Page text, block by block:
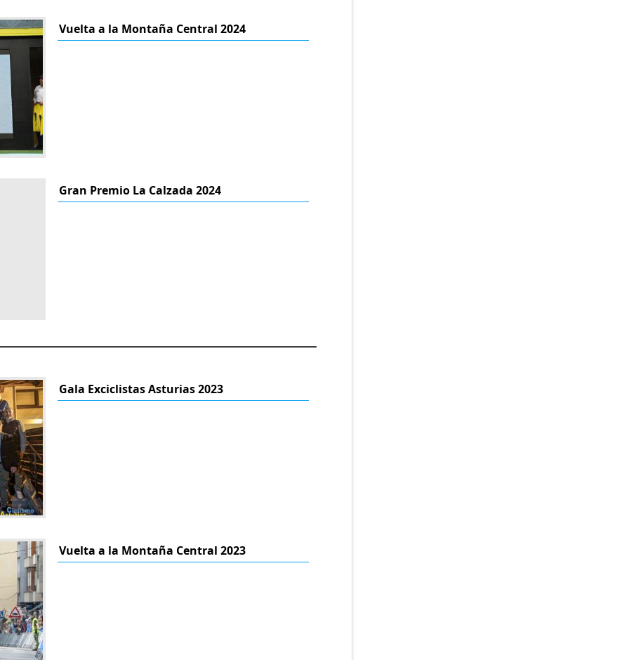
Vuelta a la Montaña Central 2024
Gran Premio La Calzada 2024
Gala Exciclistas Asturias 2023
Vuelta a la Montaña Central 2023